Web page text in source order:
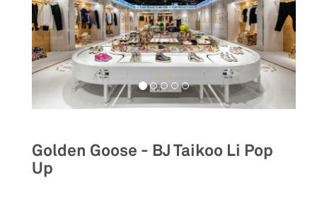
Golden Goose - BJ Taikoo Li Pop
Up